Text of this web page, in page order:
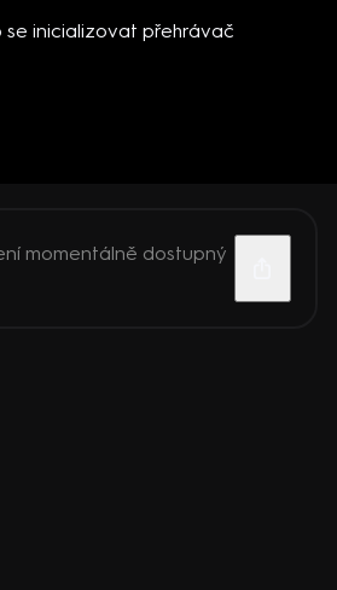
inicializovat přehrávač
momentálně dostupný